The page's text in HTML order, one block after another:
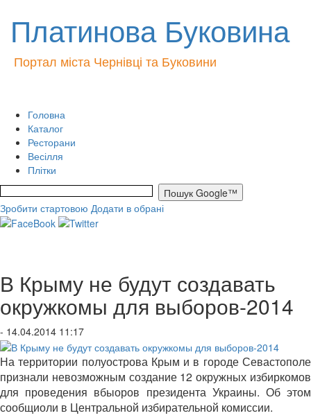
Платинова Буковина
Портал міста Чернівці та Буковини
Головна
Каталог
Ресторани
Весілля
Плітки
Зробити стартовою Додати в обрані
В Крыму не будут создавать
окружкомы для выборов-2014
- 14.04.2014 11:17
На территории полуострова Крым и в городе Севастополе
признали невозможным создание 12 окружных избиркомов
для проведения вбыоров президента Украины. Об этом
сообщиоли в Центральной избирательной комиссии.